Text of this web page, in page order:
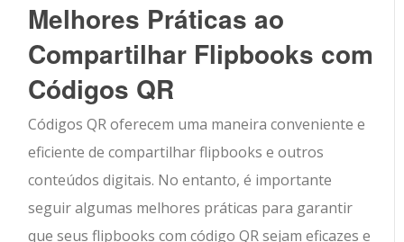
Melhores Práticas ao
Compartilhar Flipbooks com
Códigos QR
Códigos QR oferecem uma maneira conveniente e
eficiente de compartilhar flipbooks e outros
conteúdos digitais. No entanto, é importante
seguir algumas melhores práticas para garantir
que seus flipbooks com código QR sejam eficazes e